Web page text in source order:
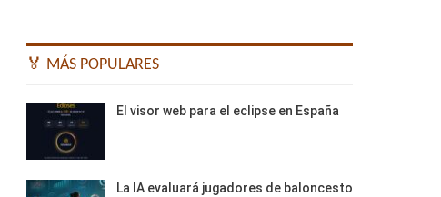
🏅 MÁS POPULARES
El visor web para el eclipse en España
La IA evaluará jugadores de baloncesto